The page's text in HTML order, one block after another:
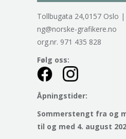
Tollbugata 24,0157 Oslo
ng@norske-grafikere.no
org.nr. 971 435 828
Følg oss:
Åpningstider:
Sommerstengt fra og
til og med 4. august